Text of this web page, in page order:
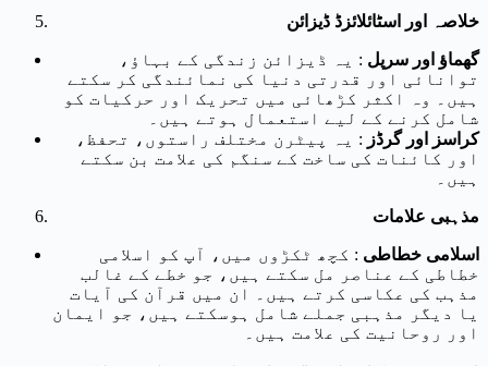
خلاصہ اور اسٹائلائزڈ ڈیزائن
گھماؤ اور سرپل : یہ ڈیزائن زندگی کے بہاؤ،
توانائی اور قدرتی دنیا کی نمائندگی کر سکتے
ہیں۔ وہ اکثر کڑھائی میں تحریک اور حرکیات کو
شامل کرنے کے لیے استعمال ہوتے ہیں۔
کراسز اور گرڈز : یہ پیٹرن مختلف راستوں، تحفظ،
اور کائنات کی ساخت کے سنگم کی علامت بن سکتے
ہیں۔
مذہبی علامات
اسلامی خطاطی : کچھ ٹکڑوں میں، آپ کو اسلامی
خطاطی کے عناصر مل سکتے ہیں، جو خطے کے غالب
مذہب کی عکاسی کرتے ہیں۔ ان میں قرآن کی آیات
یا دیگر مذہبی جملے شامل ہوسکتے ہیں، جو ایمان
اور روحانیت کی علامت ہیں۔